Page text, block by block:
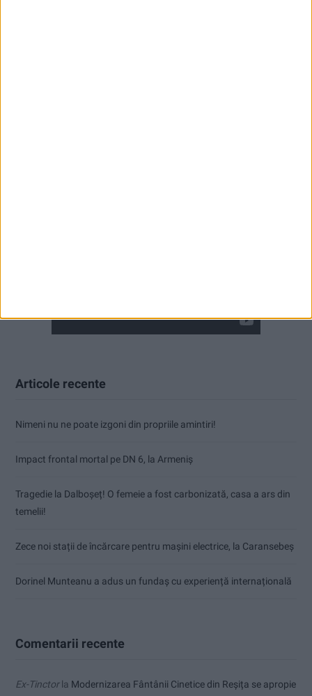
Articole recente
Nimeni nu ne poate izgoni din propriile amintiri!
Impact frontal mortal pe DN 6, la Armeniș
Tragedie la Dalboşeț! O femeie a fost carbonizată, casa a ars din
temelii!
Zece noi stații de încărcare pentru mașini electrice, la Caransebeș
Dorinel Munteanu a adus un fundaș cu experiență internațională
Comentarii recente
Ex-Tinctorla Modernizarea Fântânii Cinetice din Reșița se apropie